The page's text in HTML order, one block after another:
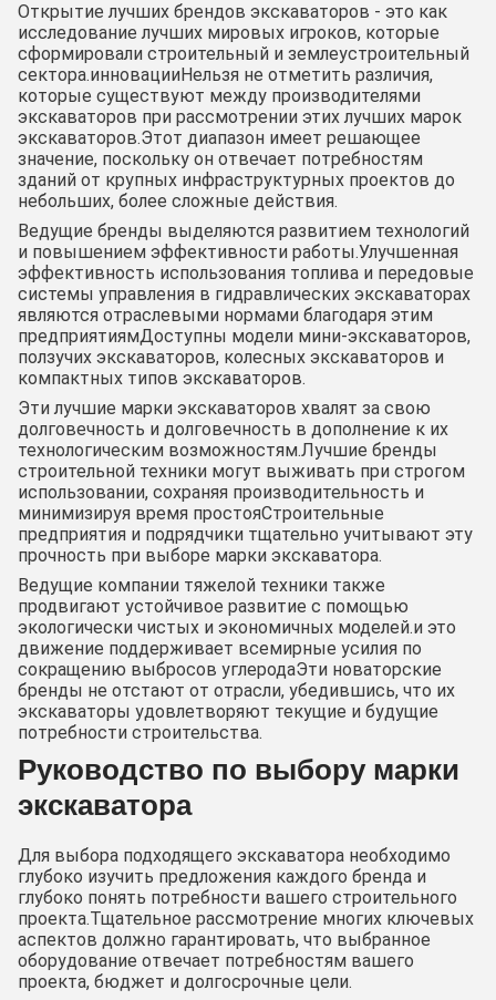
Открытие лучших брендов экскаваторов - это как
исследование лучших мировых игроков, которые
сформировали строительный и землеустроительный
сектора.инновацииНельзя не отметить различия,
которые существуют между производителями
экскаваторов при рассмотрении этих лучших марок
экскаваторов.Этот диапазон имеет решающее
значение, поскольку он отвечает потребностям
зданий от крупных инфраструктурных проектов до
небольших, более сложные действия.
Ведущие бренды выделяются развитием технологий
и повышением эффективности работы.Улучшенная
эффективность использования топлива и передовые
системы управления в гидравлических экскаваторах
являются отраслевыми нормами благодаря этим
предприятиямДоступны модели мини-экскаваторов,
ползучих экскаваторов, колесных экскаваторов и
компактных типов экскаваторов.
Эти лучшие марки экскаваторов хвалят за свою
долговечность и долговечность в дополнение к их
технологическим возможностям.Лучшие бренды
строительной техники могут выживать при строгом
использовании, сохраняя производительность и
минимизируя время простояСтроительные
предприятия и подрядчики тщательно учитывают эту
прочность при выборе марки экскаватора.
Ведущие компании тяжелой техники также
продвигают устойчивое развитие с помощью
экологически чистых и экономичных моделей.и это
движение поддерживает всемирные усилия по
сокращению выбросов углеродаЭти новаторские
бренды не отстают от отрасли, убедившись, что их
экскаваторы удовлетворяют текущие и будущие
потребности строительства.
Руководство по выбору марки
экскаватора
Для выбора подходящего экскаватора необходимо
глубоко изучить предложения каждого бренда и
глубоко понять потребности вашего строительного
проекта.Тщательное рассмотрение многих ключевых
аспектов должно гарантировать, что выбранное
оборудование отвечает потребностям вашего
проекта, бюджет и долгосрочные цели.